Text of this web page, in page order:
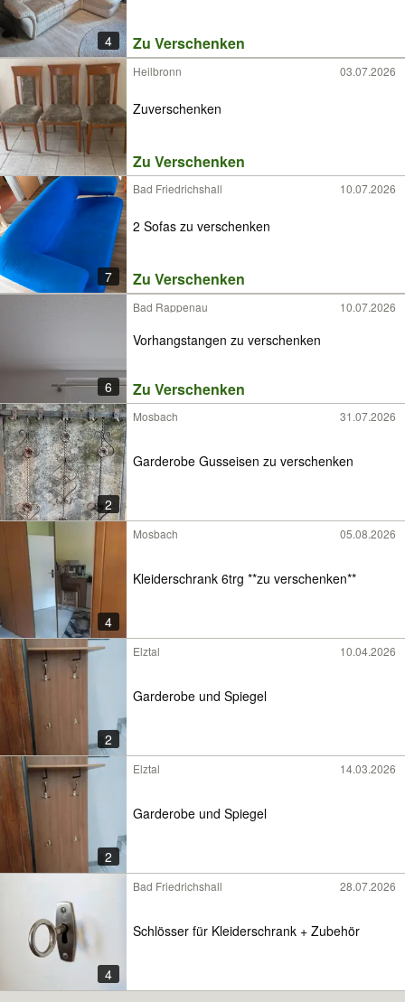
4 Zu Verschenken
Heilbronn 03.07.2026
Zuverschenken
Zu Verschenken
7
Bad Friedrichshall 10.07.2026
2 Sofas zu verschenken
Zu Verschenken
6
Bad Rappenau 10.07.2026
Vorhangstangen zu verschenken
Zu Verschenken
2
Mosbach 31.07.2026
Garderobe Gusseisen zu verschenken
4
Mosbach 05.08.2026
Kleiderschrank 6trg **zu verschenken**
2
Elztal 10.04.2026
Garderobe und Spiegel
2
Elztal 14.03.2026
Garderobe und Spiegel
4
Bad Friedrichshall 28.07.2026
Schlösser für Kleiderschrank + Zubehör